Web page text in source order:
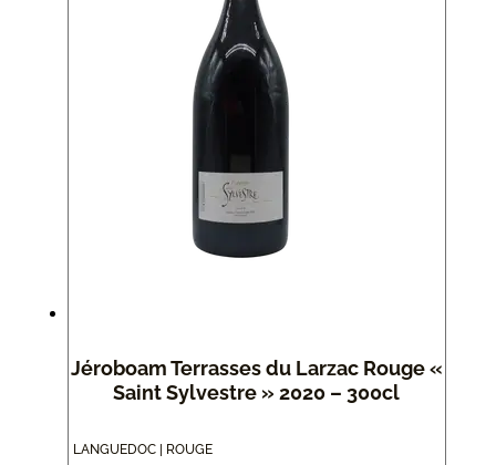
Jéroboam Terrasses du Larzac Rouge «
Saint Sylvestre » 2020 – 300cl
LANGUEDOC | ROUGE